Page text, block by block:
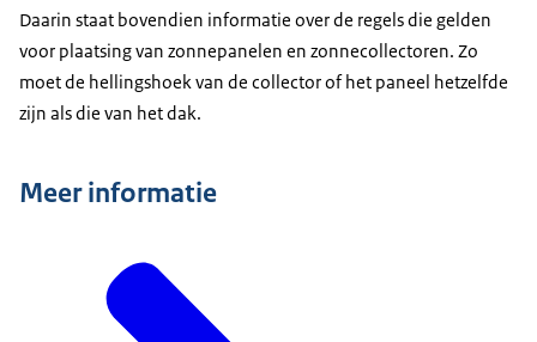
Daarin staat bovendien informatie over de regels die gelden
voor plaatsing van zonnepanelen en zonnecollectoren. Zo
moet de hellingshoek van de collector of het paneel hetzelfde
zijn als die van het dak.
Meer informatie